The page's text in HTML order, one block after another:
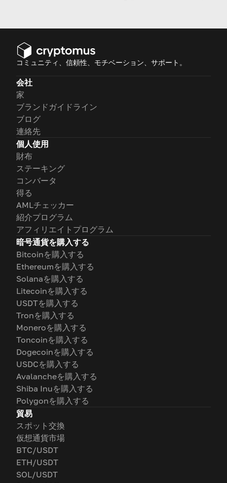
コミュニティ、信頼性、モチベーション、サポート。
会社
家
ブランドガイドライン
ブログ
連絡先
個人使用
財布
ステーキング
コンバータ
得る
AMLチェッカー
紹介プログラム
アフィリエイトプログラム
暗号通貨を購入する
Bitcoinを購入する
Ethereumを購入する
Solanaを購入する
Litecoinを購入する
USDTを購入する
Tronを購入する
Moneroを購入する
Toncoinを購入する
Dogecoinを購入する
USDCを購入する
Avalancheを購入する
Shiba Inuを購入する
Polygonを購入する
貿易
スポット交換
仮想通貨市場
BTC/USDT
ETH/USDT
SOL/USDT